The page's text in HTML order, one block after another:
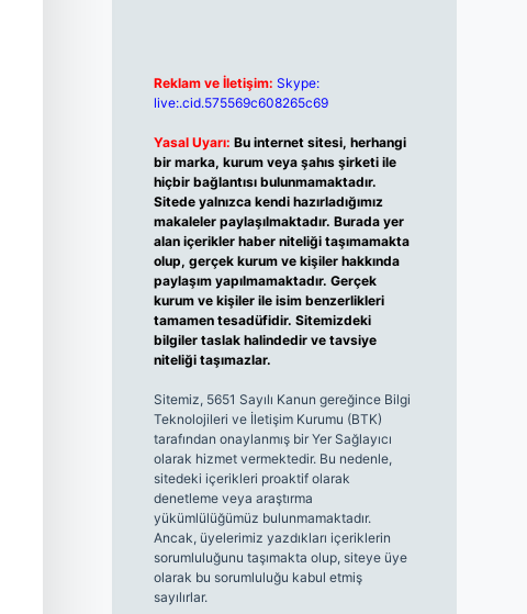
Reklam ve İletişim: Skype:
live:.cid.575569c608265c69
Yasal Uyarı: Bu internet sitesi, herhangi
bir marka, kurum veya şahıs şirketi ile
hiçbir bağlantısı bulunmamaktadır.
Sitede yalnızca kendi hazırladığımız
makaleler paylaşılmaktadır. Burada yer
alan içerikler haber niteliği taşımamakta
olup, gerçek kurum ve kişiler hakkında
paylaşım yapılmamaktadır. Gerçek
kurum ve kişiler ile isim benzerlikleri
tamamen tesadüfidir. Sitemizdeki
bilgiler taslak halindedir ve tavsiye
niteliği taşımazlar.
Sitemiz, 5651 Sayılı Kanun gereğince Bilgi
Teknolojileri ve İletişim Kurumu (BTK)
tarafından onaylanmış bir Yer Sağlayıcı
olarak hizmet vermektedir. Bu nedenle,
sitedeki içerikleri proaktif olarak
denetleme veya araştırma
yükümlülüğümüz bulunmamaktadır.
Ancak, üyelerimiz yazdıkları içeriklerin
sorumluluğunu taşımakta olup, siteye üye
olarak bu sorumluluğu kabul etmiş
sayılırlar.